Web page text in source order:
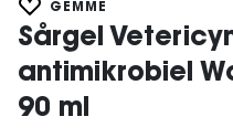
GEMME
Sårgel
antimikrobiel
90 ml